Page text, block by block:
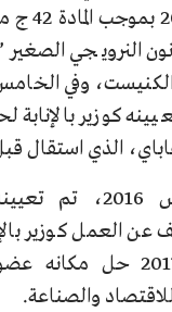
في
النرويجي
وفي
كوزير بالإنابة
غاباي، الذي استقال
وفي 2 أغسطس
عن العمل كوزير
والصناعة.